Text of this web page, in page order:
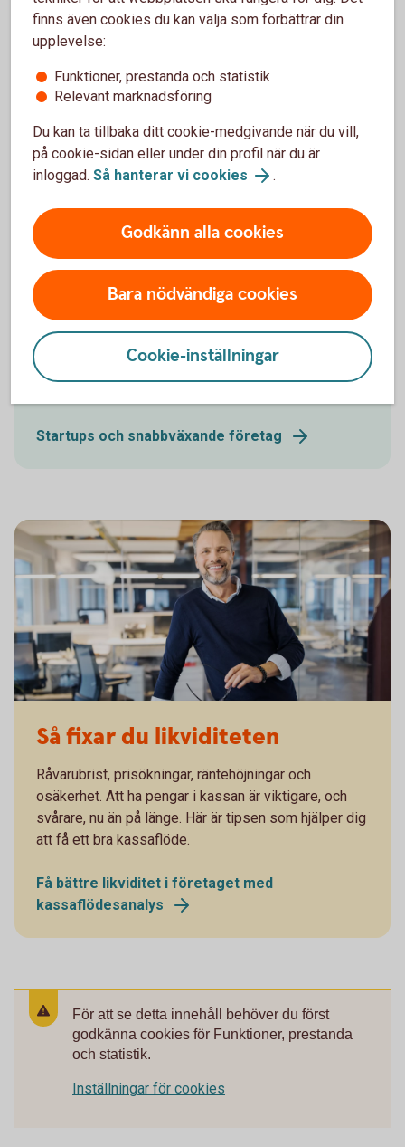
Vi finns här för att göra ditt företagande enklare och
tryggare. Med grundläggande tjänster och produkter
Startups och snabbväxande företag
Vi har expertisen och verktygen som hjälper er på
vägen – oavsett om ni är i uppstartsfasen eller på
Startups och snabbväxande företag
Så fixar du likviditeten
Råvarubrist, prisökningar, räntehöjningar och
osäkerhet. Att ha pengar i kassan är viktigare, och
svårare, nu än på länge. Här är tipsen som hjälper dig
att få ett bra kassaflöde.
Få bättre likviditet i företaget med
kassaflödesanalys
För att se detta innehåll behöver du först
godkänna cookies för Funktioner, prestanda
och statistik.
Inställningar för cookies
finns även cookies du kan välja som förbättrar din
upplevelse:
Funktioner, prestanda och statistik
Relevant marknadsföring
Du kan ta tillbaka ditt cookie-medgivande när du vill,
på cookie-sidan eller under din profil när du är
inloggad. Så hanterar vi cookies .
Godkänn alla cookies
Bara nödvändiga cookies
Cookie-inställningar